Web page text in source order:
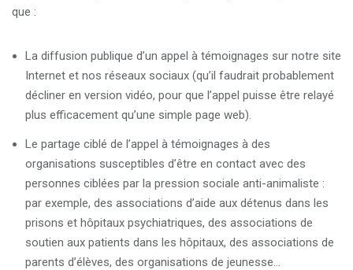
que :
La diffusion publique d’un appel à témoignages sur notre site
Internet et nos réseaux sociaux (qu’il faudrait probablement
décliner en version vidéo, pour que l’appel puisse être relayé
plus efficacement qu’une simple page web).
Le partage ciblé de l’appel à témoignages à des
organisations susceptibles d’être en contact avec des
personnes ciblées par la pression sociale anti-animaliste :
par exemple, des associations d’aide aux détenus dans les
prisons et hôpitaux psychiatriques, des associations de
soutien aux patients dans les hôpitaux, des associations de
parents d’élèves, des organisations de jeunesse…